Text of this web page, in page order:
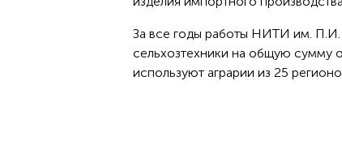
За все годы работы НИТИ им. П.И.
сельхозтехники на общую сумму
используют аграрии из 25